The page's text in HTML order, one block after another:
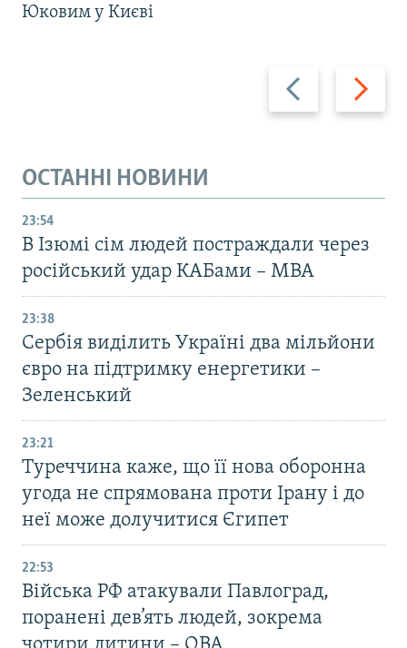
Назад Вперед
Юковим у Києві
ОСТАННІ НОВИНИ
23:54
В Ізюмі сім людей постраждали через
російський удар КАБами – МВА
23:38
Сербія виділить Україні два мільйони
євро на підтримку енергетики –
Зеленський
23:21
Туреччина каже, що її нова оборонна
угода не спрямована проти Ірану і до
неї може долучитися Єгипет
22:53
Війська РФ атакували Павлоград,
поранені дев’ять людей, зокрема